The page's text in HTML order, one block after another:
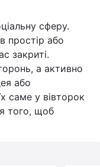
сферу.
простір або
закриті.
а активно
або
саме у вівторок
того, щоб